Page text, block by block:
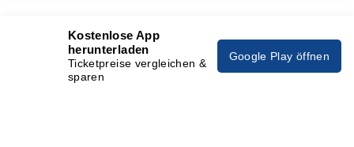
Kostenlose App
herunterladen
Ticketpreise vergleichen &
sparen
Google Play öffnen